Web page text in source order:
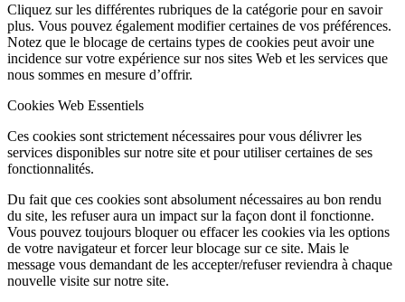
Cliquez sur les différentes rubriques de la catégorie pour en savoir
plus. Vous pouvez également modifier certaines de vos préférences.
Notez que le blocage de certains types de cookies peut avoir une
incidence sur votre expérience sur nos sites Web et les services que
nous sommes en mesure d’offrir.
Cookies Web Essentiels
Ces cookies sont strictement nécessaires pour vous délivrer les
services disponibles sur notre site et pour utiliser certaines de ses
fonctionnalités.
Du fait que ces cookies sont absolument nécessaires au bon rendu
du site, les refuser aura un impact sur la façon dont il fonctionne.
Vous pouvez toujours bloquer ou effacer les cookies via les options
de votre navigateur et forcer leur blocage sur ce site. Mais le
message vous demandant de les accepter/refuser reviendra à chaque
nouvelle visite sur notre site.